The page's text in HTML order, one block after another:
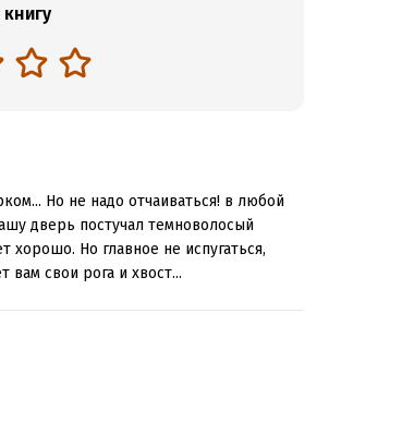
Но не надо отчаиваться! в любой
дверь постучал темноволосый
хорошо. Но главное не испугаться,
свои рога и хвост...